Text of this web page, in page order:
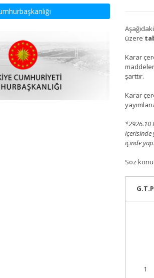
üzere
Karar
şarttır.
Karar
*2926.10
içerisinde
içinde
Söz
G.T.P
1